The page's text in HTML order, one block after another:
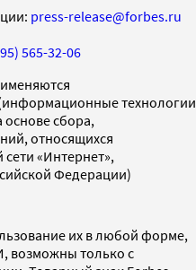
press-release@forbes.ru
565-32-06
технологии
сбора,
относящихся
«Интернет»,
Федерации)
их в любой форме,
возможны только с